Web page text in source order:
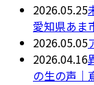
2026.05.25
愛知県あま
2026.05.05
2026.04.16
の生の声｜